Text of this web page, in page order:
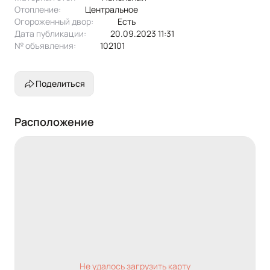
Отопление:
центральное
Огороженный двор:
Есть
Дата публикации:
20.09.2023 11:31
№ объявления:
102101
Поделиться
Расположение
Не удалось загрузить карту